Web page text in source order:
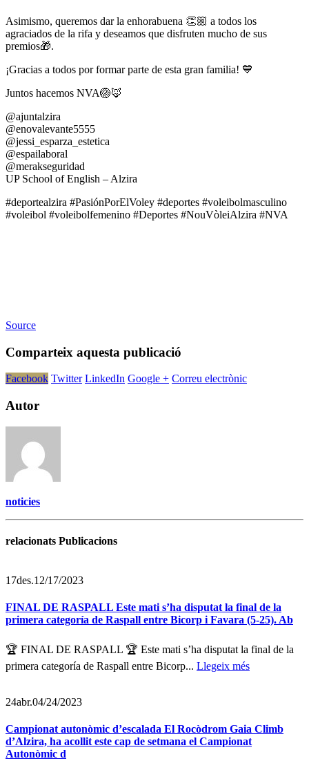
Asimismo, queremos dar la enhorabuena 👏🏼 a todos los
agraciados de la rifa y deseamos que disfruten mucho de sus
premios🎁.
¡Gracias a todos por formar parte de esta gran familia! 💙
Juntos hacemos NVA🏐🦊
@ajuntalzira
@enovalevante5555
@jessi_esparza_estetica
@espailaboral
@merakseguridad
UP School of English – Alzira
#deportealzira #PasiónPorElVoley #deportes #voleibolmasculino
#voleibol #voleibolfemenino #Deportes #NouVòleiAlzira #NVA
Source
Comparteix aquesta publicació
Facebook Twitter LinkedIn Google + Correu electrònic
Autor
noticies
relacionats Publicacions
17des.12/17/2023
FINAL DE RASPALL Este mati s’ha disputat la final de la
primera categoría de Raspall entre Bicorp i Favara (5-25). Ab
🏆 FINAL DE RASPALL 🏆 Este mati s’ha disputat la final de la
primera categoría de Raspall entre Bicorp... Llegeix més
24abr.04/24/2023
Campionat autonòmic d’escalada El Rocòdrom Gaia Climb
d’Alzira, ha acollit este cap de setmana el Campionat
Autonòmic d